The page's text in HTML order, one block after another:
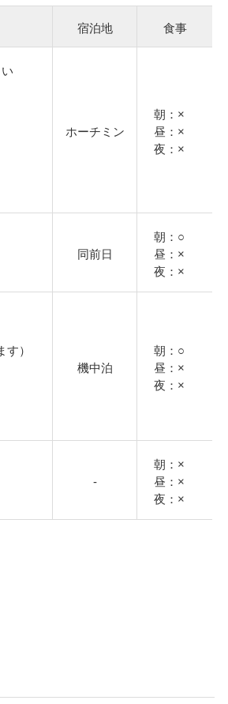
宿泊地 食事
ホーチミン
朝：×
昼：×
夜：×
同前日
朝：○
昼：×
夜：×
）
機中泊
朝：○
昼：×
夜：×
-
朝：×
昼：×
夜：×